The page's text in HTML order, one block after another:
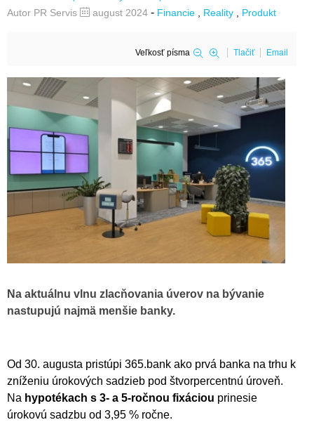
Autor PR Servis august 2024 - Financie Reality Produkt
Veľkosť písma Tlačiť Email
Na aktuálnu vlnu zlacňovania úverov na bývanie
nastupujú najmä menšie banky.
Od 30. augusta pristúpi 365.bank ako prvá banka na trhu k
zníženiu úrokových sadzieb pod štvorpercentnú úroveň.
Na hypotékach s 3- a 5-ročnou fixáciou prinesie
úrokovú sadzbu od 3,95 % ročne.